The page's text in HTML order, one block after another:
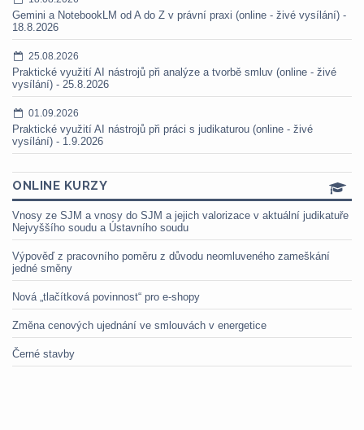
Gemini a NotebookLM od A do Z v právní praxi (online - živé vysílání) -
18.8.2026
25.08.2026
Praktické využití AI nástrojů při analýze a tvorbě smluv (online - živé
vysílání) - 25.8.2026
01.09.2026
Praktické využití AI nástrojů při práci s judikaturou (online - živé
vysílání) - 1.9.2026
ONLINE KURZY
Vnosy ze SJM a vnosy do SJM a jejich valorizace v aktuální judikatuře
Nejvyššího soudu a Ústavního soudu
Výpověď z pracovního poměru z důvodu neomluveného zameškání
jedné směny
Nová „tlačítková povinnost“ pro e-shopy
Změna cenových ujednání ve smlouvách v energetice
Černé stavby